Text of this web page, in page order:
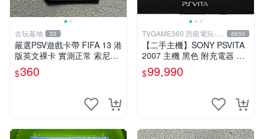
古玩基地 33
嚴選PSV遊戲卡帶 FIFA 13 港
版英文裸卡 實測正常 索尼專
用 不支持其他機器 買二送優
惠 FIFA 13 psv 港版 卡帶
$360
TVGAME360 恐龍電玩-台
中店
8650
【二手主機】SONY PSVITA
2007 主機 黑色 附充電器 US
B傳輸線 PS VITA PSV【台中
恐龍電玩】
$99,990